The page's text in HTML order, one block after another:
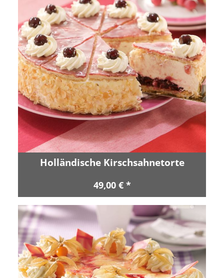
Holländische Kirschsahnetorte
49,00 € *